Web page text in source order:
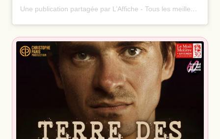
Une publication partagée par L’Affiche - Tous les meilleurs spectacles ⭐️ (@laffiche.co)